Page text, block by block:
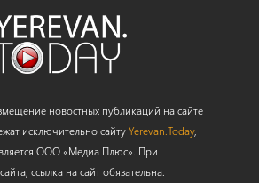
новостных публикаций на сайте
исключительно сайтуYerevan.Today,
ООО «Медиа Плюс». При
ссылка на сайт обязательна.